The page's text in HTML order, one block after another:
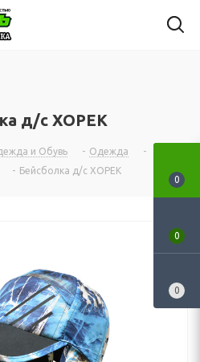
д/с ХОРЕК
и Обувь - Одежда
-
- Бейсболка д/с ХОРЕК
0
0
0